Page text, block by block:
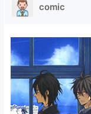
comic